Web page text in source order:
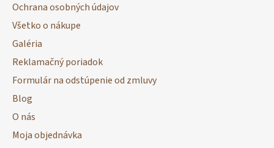
Ochrana osobných údajov
Všetko o nákupe
Galéria
Reklamačný poriadok
Formulár na odstúpenie od zmluvy
Blog
O nás
Moja objednávka